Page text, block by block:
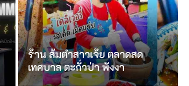
ร้าน ส้มตำสาวเจ้ย ตลาดสด
เทศบาล ตะกั่วป่า พังงา